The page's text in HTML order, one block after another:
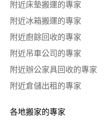
附近床墊搬運的專家
附近冰箱搬運的專家
附近廚餘回收的專家
附近吊車公司的專家
附近辦公家具回收的專家
附近倉儲出租的專家
各地搬家的專家